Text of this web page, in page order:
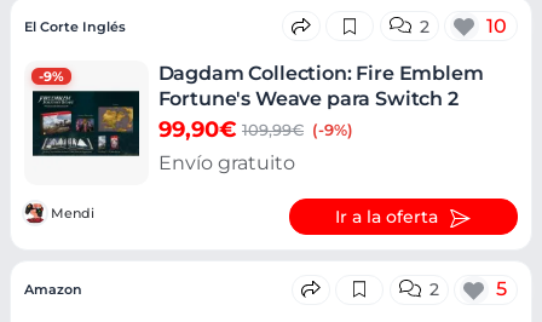
-9%
El Corte Inglés 2 10
Dagdam Collection: Fire Emblem
Fortune's Weave para Switch 2
99,90€ 109,99€ (-9%)
Envío gratuito
Mendi Ir a la oferta
Amazon 2 5